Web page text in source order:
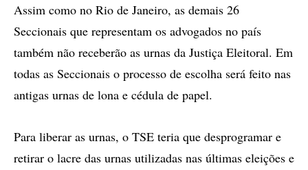
Assim como no Rio de Janeiro, as demais 26
Seccionais que representam os advogados no país
também não receberão as urnas da Justiça Eleitoral. Em
todas as Seccionais o processo de escolha será feito nas
antigas urnas de lona e cédula de papel.
Para liberar as urnas, o TSE teria que desprogramar e
retirar o lacre das urnas utilizadas nas últimas eleições e